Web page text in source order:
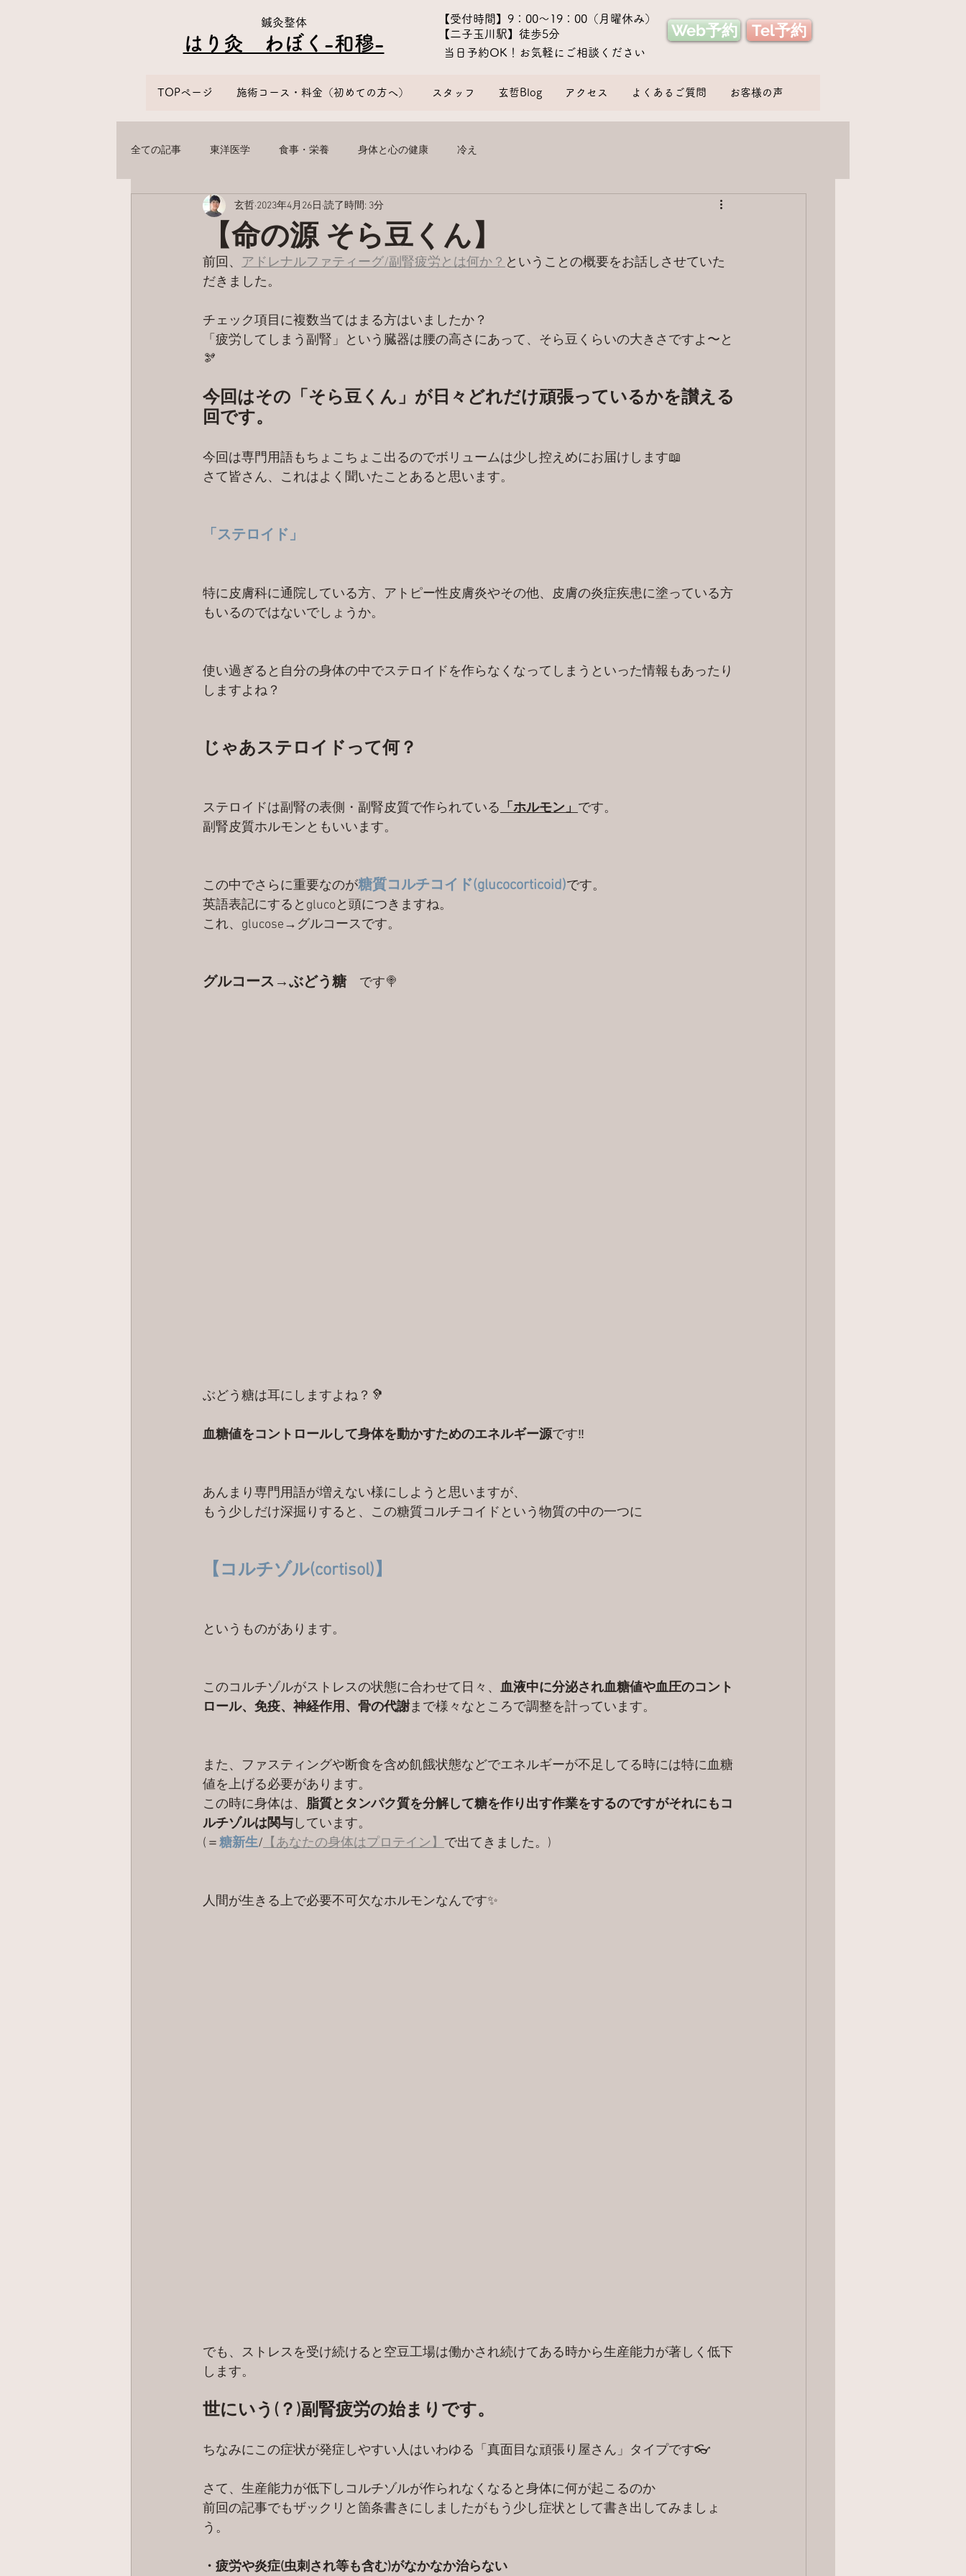
鍼灸整体
はり灸 わぼく​-和穆-
​【受付時間】9：00〜19：00（月曜休み）
【二子玉川駅】徒歩5分
​当日予約OK！お気軽にご相談ください
Web予約 Tel予約
全ての記事 東洋医学 食事・栄養 身体と心の健康 冷え
【命の源 そら豆くん】
玄哲 2023年4月26日 読了時間: 3分
前回、 アドレナルファティーグ/副腎疲労とは何か？ ということの概要をお話しさせていた
だきました。
チェック項目に複数当てはまる方はいましたか？
「疲労してしまう副腎」という臓器は腰の高さにあって、そら豆くらいの大きさですよ〜と
🫘
今回はその「そら豆くん」が日々どれだけ頑張っているかを讃える
回です。
今回は専門用語もちょこちょこ出るのでボリュームは少し控えめにお届けします📖
さて皆さん、これはよく聞いたことあると思います。
「ステロイド」
特に皮膚科に通院している方、アトピー性皮膚炎やその他、皮膚の炎症疾患に塗っている方
もいるのではないでしょうか。
使い過ぎると自分の身体の中でステロイドを作らなくなってしまうといった情報もあったり
しますよね？
じゃあステロイドって何？
ステロイドは副腎の表側・副腎皮質で作られている 「ホルモン」 です。
副腎皮質ホルモンともいいます。
この中でさらに重要なのが糖質コルチコイド(glucocorticoid)です。
英語表記にするとglucoと頭につきますね。
これ、glucose→グルコースです。
グルコース→ぶどう糖 です🍭
ぶどう糖は耳にしますよね？🦻
血糖値をコントロールして身体を動かすためのエネルギー源です‼️
あんまり専門用語が増えない様にしようと思いますが、
もう少しだけ深掘りすると、この糖質コルチコイドという物質の中の一つに
【コルチゾル(cortisol)】
というものがあります。
このコルチゾルがストレスの状態に合わせて日々、 血液中に分泌され血糖値や血圧のコント
ロール、免疫、神経作用、骨の代謝まで様々なところで調整を計っています。
また、ファスティングや断食を含め飢餓状態などでエネルギーが不足してる時には特に血糖
値を上げる必要があります。
この時に身体は、 脂質とタンパク質を分解して糖を作り出す作業をするのですがそれにもコ
ルチゾルは関与しています。
(＝糖新生/ 【あなたの身体はプロテイン】 で出てきました。)
人間が生きる上で必要不可欠なホルモンなんです✨
でも、ストレスを受け続けると空豆工場は働かされ続けてある時から生産能力が著しく低下
します。
世にいう(？)副腎疲労の始まりです。
ちなみにこの症状が発症しやすい人はいわゆる「真面目な頑張り屋さん」タイプです👓
さて、生産能力が低下しコルチゾルが作られなくなると身体に何が起こるのか
前回の記事でもザックリと箇条書きにしましたがもう少し症状として書き出してみましょ
う。
・疲労や炎症(虫刺され等も含む)がなかなか治らない
TOPページ 施術コース・料金（初めての方へ） スタッフ 玄哲Blog アクセス よくあるご質問 お客様の声